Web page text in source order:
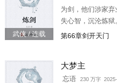
武侠 / 连载
为剑，他们涉家
失心智，沉沦炼狱
为剑死。少年炼剑
第66章剑开天门
大梦主
忘语 230 万字